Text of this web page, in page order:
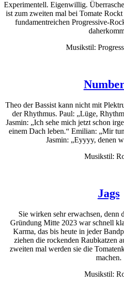
Experimentell. Eigenwillig.
ist zum zweiten mal bei Tomate
fundamentreichen Progressive-
Musikstil:
Theo der Bassist kann nicht mit
der Rhythmus. Paul: „Lüge,
Jasmin: „Ich sehe mich jetzt schon
einem Dach leben.“ Emilian: „Mir
Jasmin: „Eyyyy, denen
Musikstil:
Jags
Sie wirken sehr erwachsen, denn
Gründung Mitte 2023 war schnell
Karma, das bis heute in jeder
ziehen die rockenden Raubkatzen
zweiten mal werden sie die
machen.
Musikstil: